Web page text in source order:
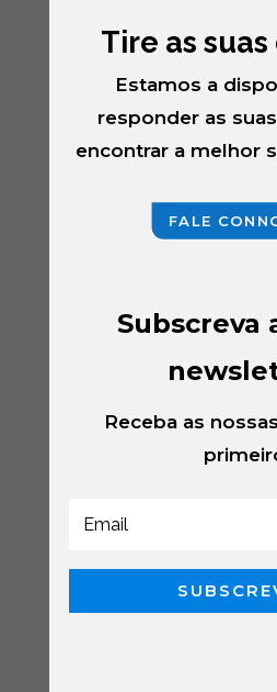
Tire as
Estamos a
responder as
encontrar a melhor
FALE
Subscreva
Receba as